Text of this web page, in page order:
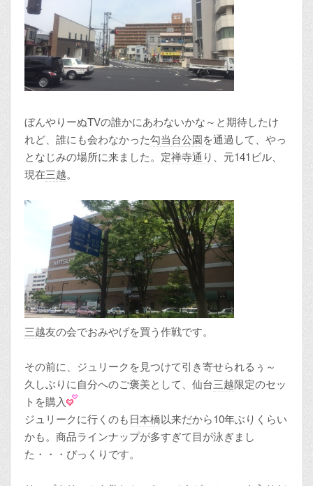
ぼんやりーぬTVの誰かにあわないかな～と期待したけ
れど、誰にも会わなかった勾当台公園を通過して、やっ
となじみの場所に来ました。 定禅寺通り
、元141ビル、
現在三越。
三越友の会でおみやげを買う作戦です。
その前に、ジュリークを見つけて引き寄せられるぅ～
久しぶりに自分へのご褒美として、仙台三越限定のセッ
トを購入
ジュリークに行くのも日本橋以来だから10年ぶりくらい
かも。商品ラインナップが多すぎて目が泳ぎまし
た・・・びっくりです。